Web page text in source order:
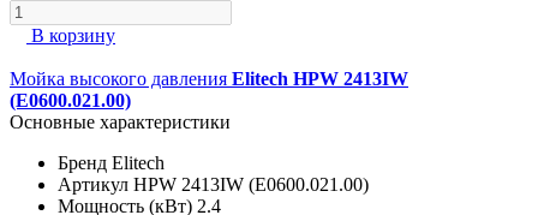
В корзину
Мойка высокого давления Elitech HPW 2413IW
(E0600.021.00)
Основные характеристики
Бренд Elitech
Артикул HPW 2413IW (E0600.021.00)
Мощность (кВт) 2.4